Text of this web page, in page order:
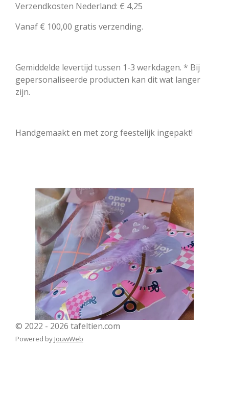
Verzendkosten Nederland: € 4,25
Vanaf € 100,00 gratis verzending.
Gemiddelde levertijd tussen 1-3 werkdagen. * Bij
gepersonaliseerde producten kan dit wat langer
zijn.
Handgemaakt en met zorg feestelijk ingepakt!
© 2022 - 2026 tafeltien.com
Powered by JouwWeb